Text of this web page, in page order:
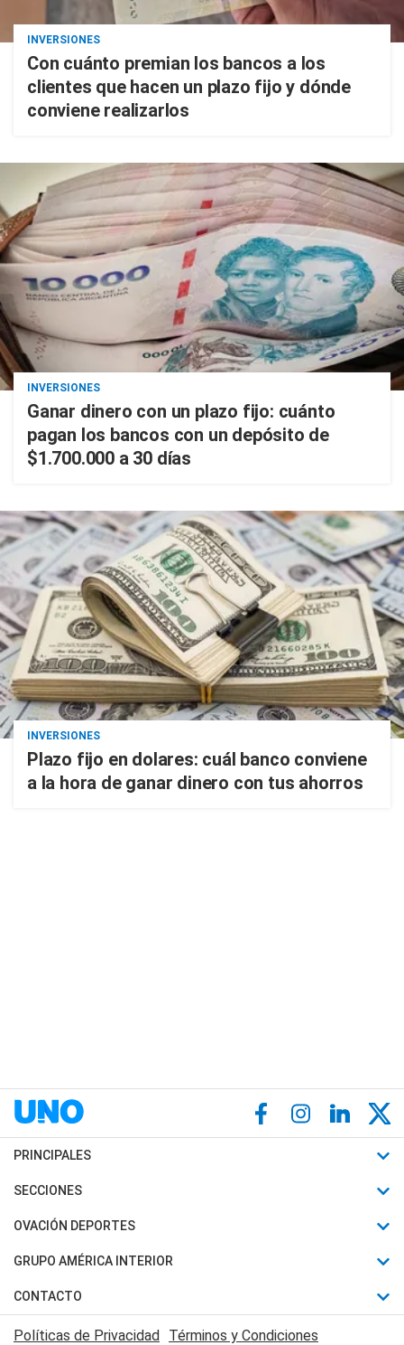
INVERSIONES
Con cuánto premian los bancos a los
clientes que hacen un plazo fijo y dónde
conviene realizarlos
INVERSIONES
Ganar dinero con un plazo fijo: cuánto
pagan los bancos con un depósito de
$1.700.000 a 30 días
INVERSIONES
Plazo fijo en dolares: cuál banco conviene
a la hora de ganar dinero con tus ahorros
PRINCIPALES
Últimas Noticias
Política
Judiciales
Economia
SECCIONES
Horóscopo
Motores
Trucos caseros
Series y Películas
OVACIÓN DEPORTES
Fútbol
Mundial
Automovilismo
GRUPO AMÉRICA INTERIOR
Canal 7 en Vivo
CONTACTO
Acerca de Nosotros
Políticas de Privacidad Términos y Condiciones